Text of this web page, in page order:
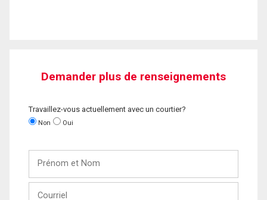
Demander plus de renseignements
Travaillez-vous actuellement avec un courtier?
Non Oui
Nom